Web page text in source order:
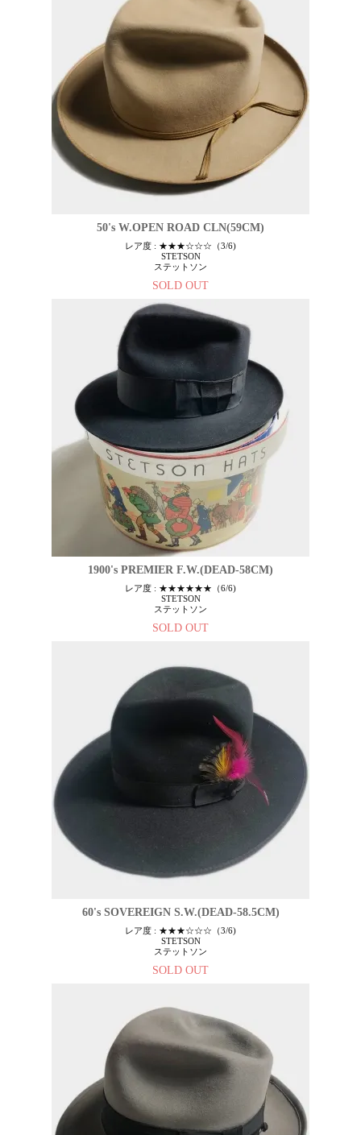
50's W.OPEN ROAD CLN(59CM)
レア度 : ★★★☆☆☆（3/6)
STETSON
ステットソン
SOLD OUT
1900's PREMIER F.W.(DEAD-58CM)
レア度 : ★★★★★★（6/6)
STETSON
ステットソン
SOLD OUT
60's SOVEREIGN S.W.(DEAD-58.5CM)
レア度 : ★★★☆☆☆（3/6)
STETSON
ステットソン
SOLD OUT